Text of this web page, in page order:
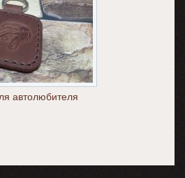
автолюбителя